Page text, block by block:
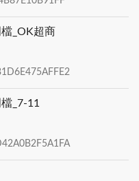
_OK超商
_7-11